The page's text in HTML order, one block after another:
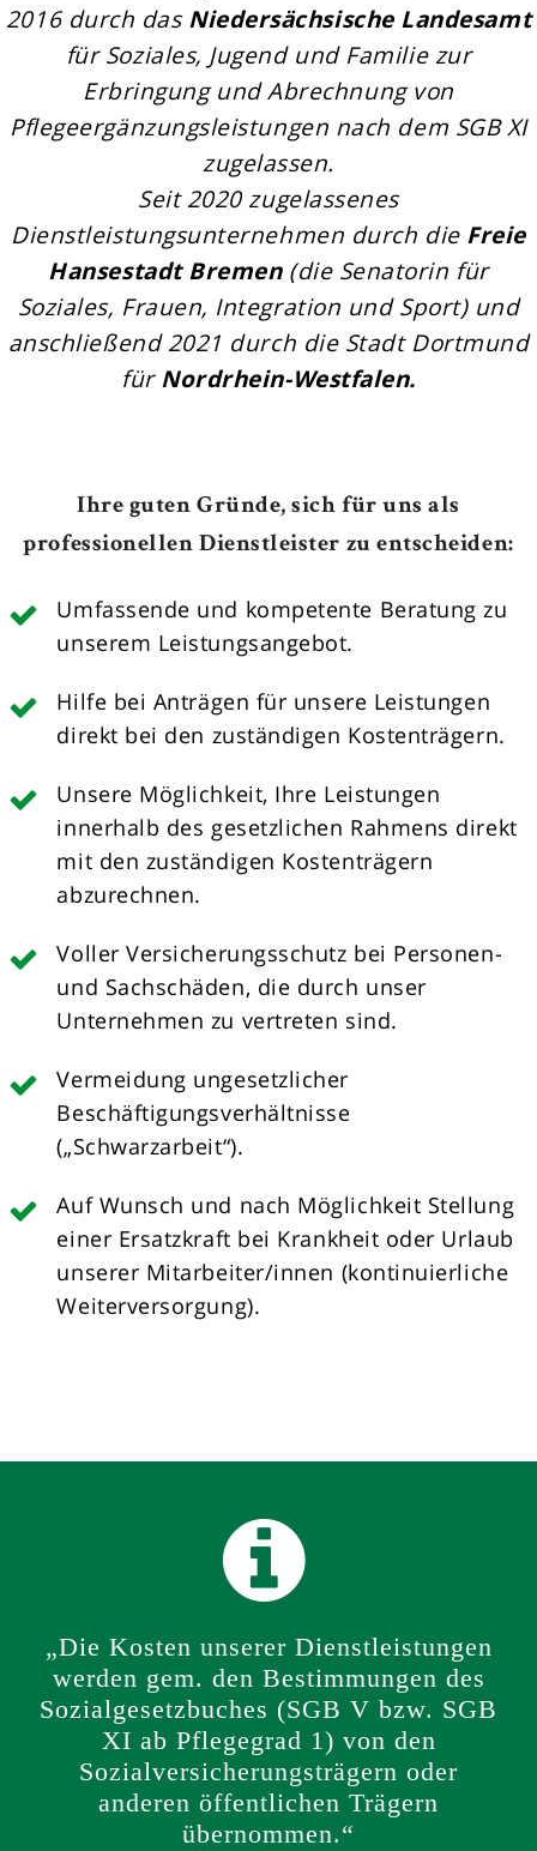
2016 durch dasNiedersächsische Landesamt
für Soziales, Jugend und Familie zur
Erbringung und Abrechnung von
Pflegeergänzungsleistungen nach dem SGB XI
zugelassen.
Seit 2020 zugelassenes
Dienstleistungsunternehmen durch die Freie
Hansestadt Bremen(die Senatorin für
Soziales, Frauen, Integration und Sport) und
anschließend 2021 durch die Stadt Dortmund
fürNordrhein-Westfalen.
Ihre guten Gründe, sich für uns als
professionellen Dienstleister zu entscheiden:
Umfassende und kompetente Beratung zu
unserem Leistungsangebot.
Hilfe bei Anträgen für unsere Leistungen
direkt bei den zuständigen Kostenträgern.
Unsere Möglichkeit, Ihre Leistungen
innerhalb des gesetzlichen Rahmens direkt
mit den zuständigen Kostenträgern
abzurechnen.
Voller Versicherungsschutz bei Personen-
und Sachschäden, die durch unser
Unternehmen zu vertreten sind.
Vermeidung ungesetzlicher
Beschäftigungsverhältnisse
(„Schwarzarbeit“).
Auf Wunsch und nach Möglichkeit Stellung
einer Ersatzkraft bei Krankheit oder Urlaub
unserer Mitarbeiter/innen (kontinuierliche
Weiterversorgung).
„Die Kosten unserer Dienstleistungen
werden gem. den Bestimmungen des
Sozialgesetzbuches (SGB V bzw. SGB
XI ab Pflegegrad 1) von den
Sozialversicherungsträgern oder
anderen öffentlichen Trägern
übernommen.“